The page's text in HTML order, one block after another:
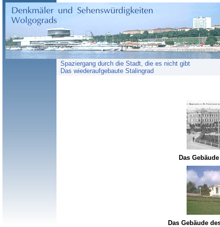
Spaziergang durch die Stadt, die es nicht gibt
Das wiederaufgebaute Stalingrad
Das
Das Gebäude